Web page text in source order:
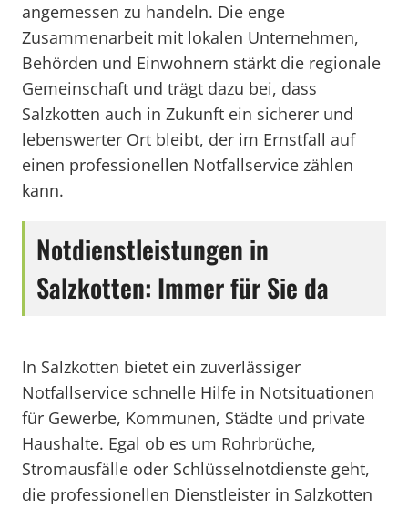
angemessen zu handeln. Die enge
Zusammenarbeit mit lokalen Unternehmen,
Behörden und Einwohnern stärkt die regionale
Gemeinschaft und trägt dazu bei, dass
Salzkotten auch in Zukunft ein sicherer und
lebenswerter Ort bleibt, der im Ernstfall auf
einen professionellen Notfallservice zählen
kann.
Notdienstleistungen in
Salzkotten: Immer für Sie da
In Salzkotten bietet ein zuverlässiger
Notfallservice schnelle Hilfe in Notsituationen
für Gewerbe, Kommunen, Städte und private
Haushalte. Egal ob es um Rohrbrüche,
Stromausfälle oder Schlüsselnotdienste geht,
die professionellen Dienstleister in Salzkotten